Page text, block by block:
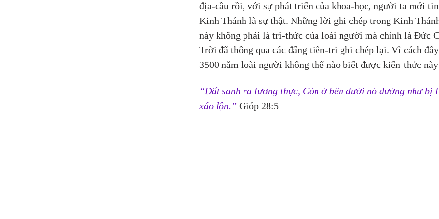
địa-cầu rồi, với sự phát triển của khoa-học, người ta mới tin
Kinh Thánh là sự thật. Những lời ghi chép trong Kinh
này không phải là tri-thức của loài người mà chính là Đức
Trời đã thông qua các đấng tiên-tri ghi chép lại. Vì cách đây
3500 năm loài người không thể nào biết được kiến-thức này
“Đất sanh ra lương thực, Còn ở bên dưới nó dường như bị
xáo lộn.” Gióp 28:5